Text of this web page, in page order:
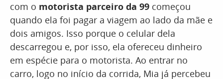
com o motorista parceiro da 99 começou
quando ela foi pagar a viagem ao lado da mãe e
dois amigos. Isso porque o celular dela
descarregou e, por isso, ela ofereceu dinheiro
em espécie para o motorista. Ao entrar no
carro, logo no início da corrida, Mia já percebeu